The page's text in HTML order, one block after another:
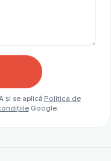
și se aplică Politica de
Google.